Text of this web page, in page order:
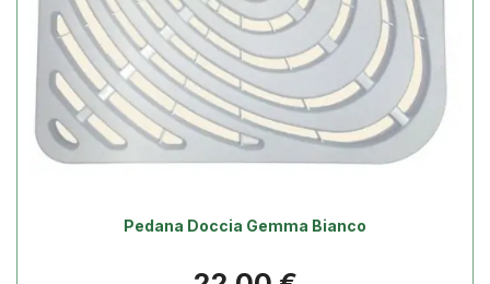
Pedana Doccia Gemma Bianco